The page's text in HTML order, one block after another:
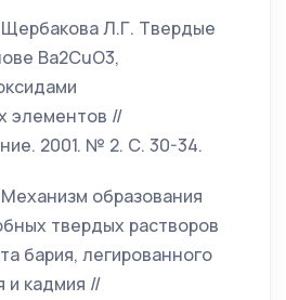
Л.Г. Твердые
Ba2CuO3,
элементов //
2001. № 2. С. 30-34.
образования
твердых растворов
бария, легированного
и кадмия //